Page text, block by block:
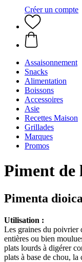
Créer un compte
Assaisonnement
Snacks
Alimentation
Boissons
Accessoires
Asie
Recettes Maison
Grillades
Marques
Promos
Piment de
Pimenta dioica
Utilisation :
Les graines du poivrier
entières ou bien
plats lourds à digérer
plats à base de chou, la